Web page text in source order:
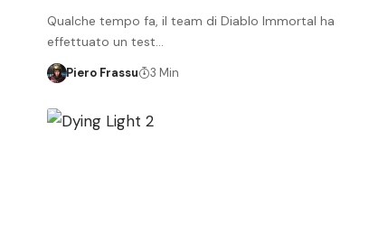
Qualche tempo fa, il team di Diablo Immortal ha
effettuato un test…
Piero Frassu 3 Min